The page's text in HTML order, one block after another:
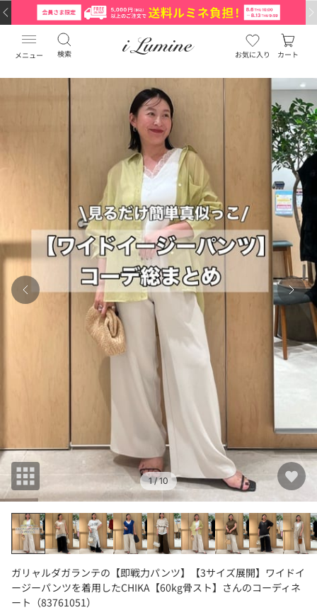
メニュー 検索 お気に入り カート
1/ 10
ガリャルダガランテの【即戦力パンツ】【3サイズ展開】ワイドイ
ージーパンツを着用したCHIKA【60kg骨スト】さんのコーディネ
ート（83761051）